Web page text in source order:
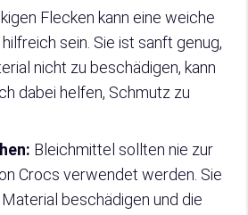
Flecken kann eine weiche
sein. Sie ist sanft genug,
nicht zu beschädigen, kann
dabei helfen, Schmutz zu
Bleichmittel sollten nie zur
Crocs verwendet werden. Sie
beschädigen und die